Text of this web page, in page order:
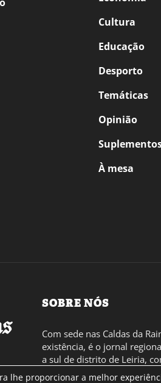
Cultura
Educação
Desporto
Temáticas
Opinião
À mesa
SOBRE NÓS
Com sede nas Caldas da
existência, é o jornal
a sul de distrito de Leiria,
toda a região Oeste. Jornal
lhe proporcionar a melhor